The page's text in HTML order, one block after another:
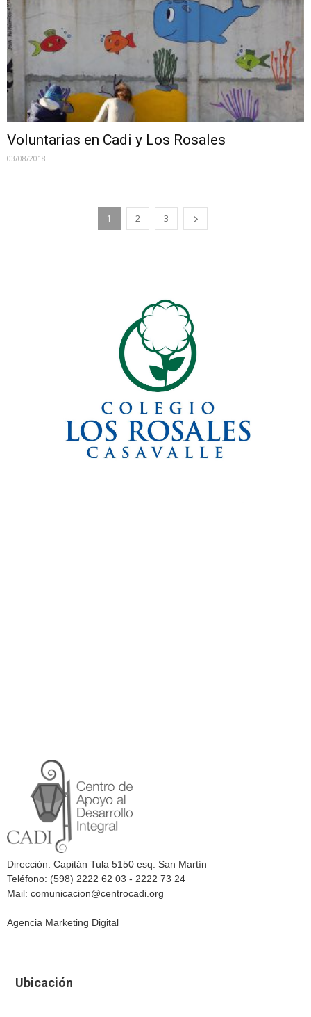
Voluntarias en Cadi y Los Rosales
03/08/2018
1 2 3
Dirección: Capitán Tula 5150 esq. San Martín
Teléfono: (598) 2222 62 03 - 2222 73 24
Mail: comunicacion@centrocadi.org
Agencia Marketing Digital
Ubicación